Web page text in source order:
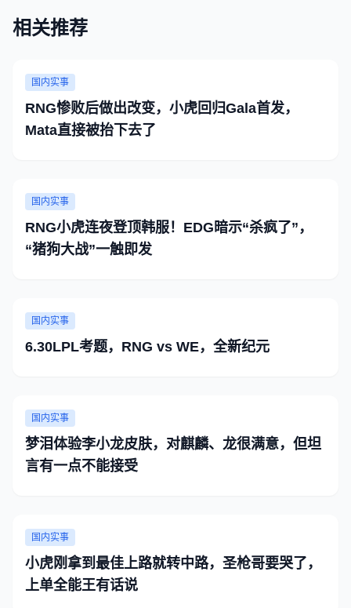
相关推荐
国内实事
RNG惨败后做出改变，小虎回归Gala首发，
Mata直接被抬下去了
国内实事
RNG小虎连夜登顶韩服！EDG暗示“杀疯了”，
“猪狗大战”一触即发
国内实事
6.30LPL考题，RNG vs WE，全新纪元
国内实事
梦泪体验李小龙皮肤，对麒麟、龙很满意，但坦
言有一点不能接受
国内实事
小虎刚拿到最佳上路就转中路，圣枪哥要哭了，
上单全能王有话说